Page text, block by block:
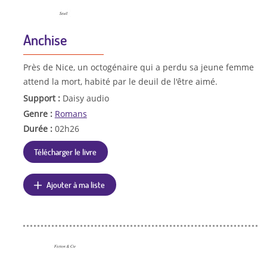
Anchise
Près de Nice, un octogénaire qui a perdu sa jeune femme
attend la mort, habité par le deuil de l'être aimé.
Support : Daisy audio
Genre : Romans
Durée : 02h26
Télécharger le livre
Ajouter à ma liste